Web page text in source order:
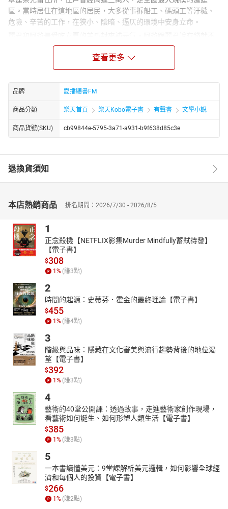
區。當時居住在這地區的居民，大多從事拆船工、碼頭工等汙穢、
危險、辛苦的工作，在狹小、陰暗、逼仄的環境中安身立命。
用等立夏，隨時可以吃苦瓜封，沒想到阿爸竟想靠賭博賺錢買厝，
害麗君只能放棄更好的升學機會，面臨提早工作來替家裡還債的窘
境。幸好有街坊鄰居來照顧，以及與她批紙傳情的耀賢兄、互相意
愛的嘉雄……一群青春伙伴相互扶持，使她在愛情與人生抉擇的十字
路口徘徊時，有朝著夢想前進的勇氣。
章節：
02第一葩 第一章驚蟄的早起時
03第一葩 第二章立夏的苦瓜封
06第一葩 第五章冬節的西藥房
07第一葩 第六章送神的炮仔聲
09第二葩 第二章褫葉
11第二葩 第四章柯藤
12第二葩 第五章拗莓
13第二葩 第六章弄花
14第二葩 第七章結果
15第三葩 第一章生食的滋味
16第三葩 第二章苦鹹的攪抐
17第三葩 第三章慢火真工夫
18第三葩 第四章王梨苦瓜雞
查看更多
品牌 愛播聽書FM
商品分類 樂天首頁 樂天Kobo電子書 有聲書 文學小說
商品貨號(SKU) cb99844e-5795-3a71-a931-b9f638d85c3e
退換貨須知
本店熱銷商品 排名期間：2026/7/30 - 2026/8/5
1
正念殺機【NETFLIX影集Murder Mindfully蓄弒待發】
【電子書】
$308
1 % (賺3點)
2
時間的起源：史蒂芬．霍金的最終理論【電子書】
$455
1 % (賺4點)
3
階級與品味：隱藏在文化審美與流行趨勢背後的地位渴
望【電子書】
$392
1 % (賺3點)
4
藝術的40堂公開課：透過故事，走進藝術家創作現場，
看藝術如何誕生、如何形塑人類生活【電子書】
$385
1 % (賺3點)
5
一本書讀懂美元：9堂課解析美元邏輯，如何影響全球經
濟和每個人的投資【電子書】
$266
1 % (賺2點)